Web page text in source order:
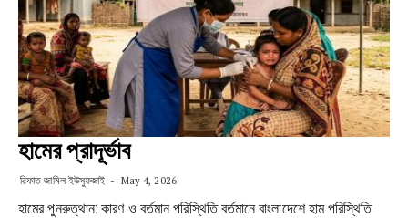
হামের প্রাদূর্ভাব
রিফাত জামিল ইউসুফজাই May 4, 2026
হামের পুনরুত্থান: কারণ ও বর্তমান পরিস্থিতি বর্তমানে বাংলাদেশে হাম পরিস্থিতি